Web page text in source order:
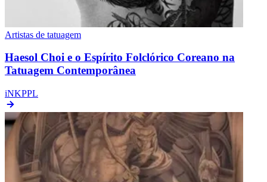
Artistas de tatuagem
Haesol Choi e o Espírito Folclórico Coreano na
Tatuagem Contemporânea
iNKPPL